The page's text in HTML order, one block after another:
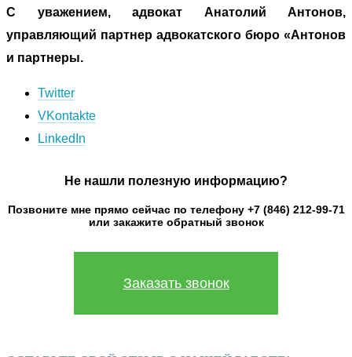
С уважением, адвокат Анатолий Антонов,
управляющий партнер адвокатского бюро «Антонов
и партнеры.
Twitter
VKontakte
LinkedIn
Не нашли полезную информацию?
Позвоните мне прямо сейчас по телефону +7 (846) 212-99-71
или закажите обратный звонок
Заказать звонок